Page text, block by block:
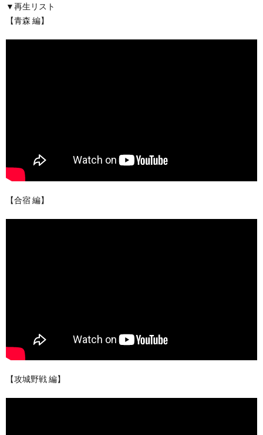
▼再生リスト
【青森 編】
【合宿 編】
【攻城野戦 編】